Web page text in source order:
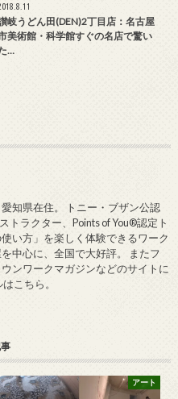
岐うどん田(DEN)2丁目店：名古屋
美術館・科学館すぐの名店で驚い
…
知県在住。 トニー・ブザン公認
トラクター、Points of You®認定ト
い方」を楽しく体験できるワーク
中心に、全国で大好評。 またフ
ンワークマガジンなどのサイトに
こちら 。
アート